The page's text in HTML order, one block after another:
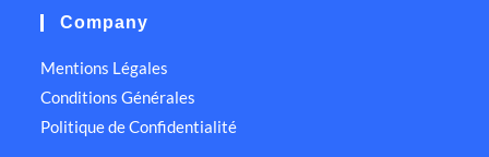
Company
Mentions Légales
Conditions Générales
Politique de Confidentialité